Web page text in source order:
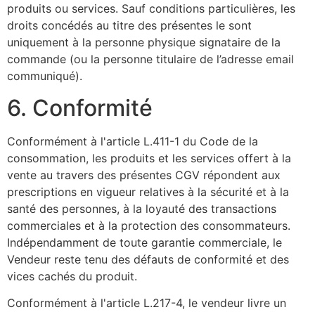
produits ou services. Sauf conditions particulières, les
droits concédés au titre des présentes le sont
uniquement à la personne physique signataire de la
commande (ou la personne titulaire de l’adresse email
communiqué).
6. Conformité
Conformément à l'article L.411-1 du Code de la
consommation, les produits et les services offert à la
vente au travers des présentes CGV répondent aux
prescriptions en vigueur relatives à la sécurité et à la
santé des personnes, à la loyauté des transactions
commerciales et à la protection des consommateurs.
Indépendamment de toute garantie commerciale, le
Vendeur reste tenu des défauts de conformité et des
vices cachés du produit.
Conformément à l'article L.217-4, le vendeur livre un